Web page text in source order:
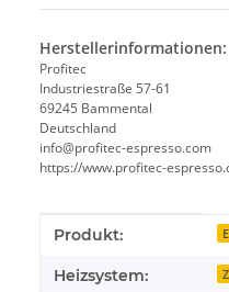
Herstellerinformationen:
Profitec
Industriestraße 57-61
69245 Bammental
Deutschland
info@profitec-espresso.com
https://www.profitec-
Produkteigenschaft
Wert
Produkt:
Heizsystem: